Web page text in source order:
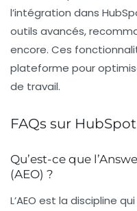
l’intégration dans
outils avancés,
encore. Ces
plateforme pour
de travail.
FAQs sur
Qu’est-ce que
(AEO) ?
L’AEO est la discipline